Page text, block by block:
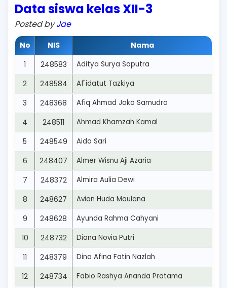
Data siswa kelas XII-3
Posted byJae
No NIS
Nama
1
248583 Aditya Surya Saputra
2 248584 Af'idatut Tazkiya
3 248368 Afiq Ahmad Joko Samudro
4 248511 Ahmad Khamzah Kamal
5 248549 Aida Sari
6 248407 Almer Wisnu Aji Azaria
7 248372 Almira Aulia Dewi
8 248627 Avian Huda Maulana
9 248628 Ayunda Rahma Cahyani
10 248732 Diana Novia Putri
11 248379 Dina Afina Fatin Nazlah
12 248734 Fabio Rashya Ananda Pratama